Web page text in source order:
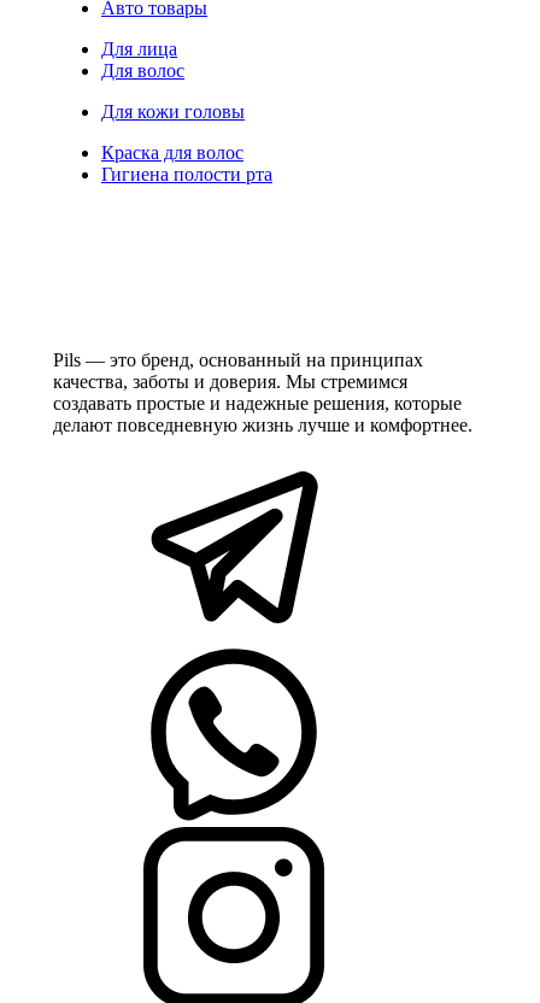
Авто товары
Для лица
Для волос
Для кожи головы
Краска для волос
Гигиена полости рта
Pils — это бренд, основанный на принципах
качества, заботы и доверия. Мы стремимся
создавать простые и надежные решения, которые
делают повседневную жизнь лучше и комфортнее.